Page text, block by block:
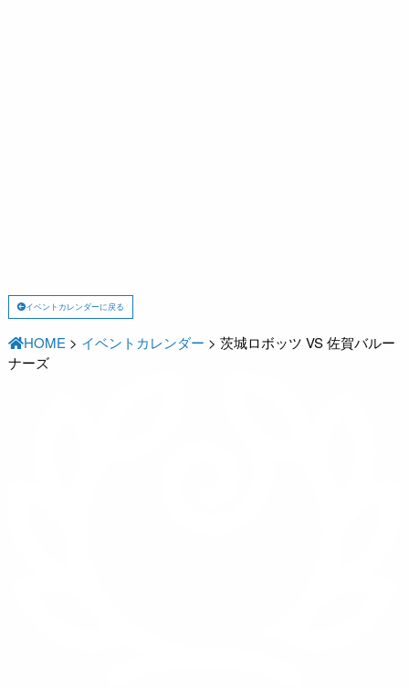
イベントカレンダーに戻る
HOME > イベントカレンダー >茨城ロボッツ VS 佐賀バルー
ナーズ